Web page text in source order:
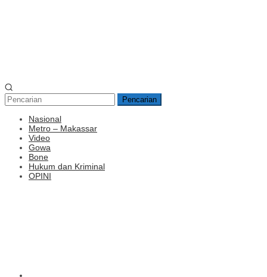
Pencarian
Nasional
Metro – Makassar
Video
Gowa
Bone
Hukum dan Kriminal
OPINI